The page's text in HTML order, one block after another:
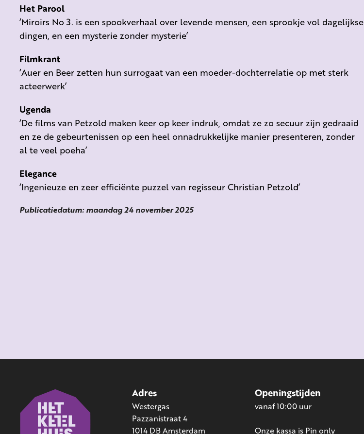
Het Parool
‘Miroirs No 3. is een spookverhaal over levende mensen, een sprookje vol dagelijkse
dingen, en een mysterie zonder mysterie’
Filmkrant
‘Auer en Beer zetten hun surrogaat van een moeder-dochterrelatie op met sterk
acteerwerk’
Ugenda
‘De films van Petzold maken keer op keer indruk, omdat ze zo secuur zijn gedraaid
en ze de gebeurtenissen op een heel onnadrukkelijke manier presenteren, zonder
al te veel poeha’
Elegance
‘Ingenieuze en zeer efficiënte puzzel van regisseur Christian Petzold’
Publicatiedatum: maandag 24 november 2025
Adres
Westergas
Pazzanistraat 4
1014 DB Amsterdam
Openingstijden
vanaf 10:00 uur
Onze kassa is Pin only